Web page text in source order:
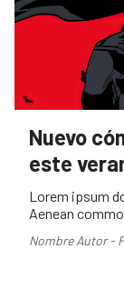
Nuevo
este
Lorem ipsum
Aenean
Nombre Autor -